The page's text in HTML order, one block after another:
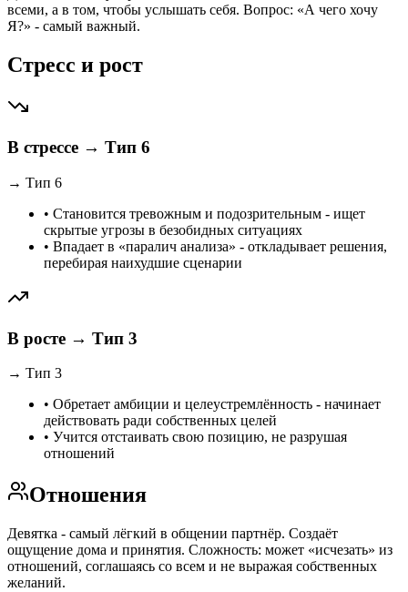
всеми, а в том, чтобы услышать себя. Вопрос: «А чего хочу
Я?» - самый важный.
Стресс и рост
В стрессе → Тип 6
→ Тип 6
• Становится тревожным и подозрительным - ищет
скрытые угрозы в безобидных ситуациях
• Впадает в «паралич анализа» - откладывает решения,
перебирая наихудшие сценарии
В росте → Тип 3
→ Тип 3
• Обретает амбиции и целеустремлённость - начинает
действовать ради собственных целей
• Учится отстаивать свою позицию, не разрушая
отношений
Отношения
Девятка - самый лёгкий в общении партнёр. Создаёт
ощущение дома и принятия. Сложность: может «исчезать» из
отношений, соглашаясь со всем и не выражая собственных
желаний.